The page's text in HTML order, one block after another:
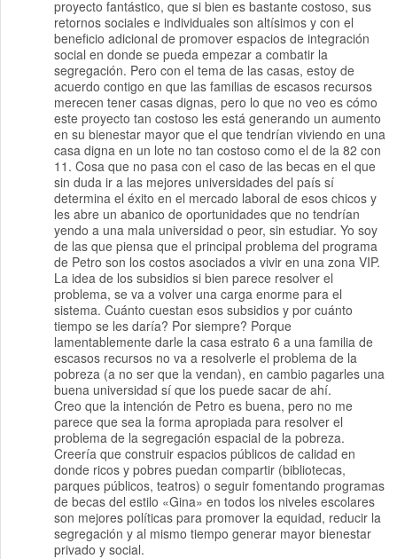
proyecto fantástico, que si bien es bastante costoso, sus
retornos sociales e individuales son altísimos y con el
beneficio adicional de promover espacios de integración
social en donde se pueda empezar a combatir la
segregación. Pero con el tema de las casas, estoy de
acuerdo contigo en que las familias de escasos recursos
merecen tener casas dignas, pero lo que no veo es cómo
este proyecto tan costoso les está generando un aumento
en su bienestar mayor que el que tendrían viviendo en una
casa digna en un lote no tan costoso como el de la 82 con
11. Cosa que no pasa con el caso de las becas en el que
sin duda ir a las mejores universidades del país sí
determina el éxito en el mercado laboral de esos chicos y
les abre un abanico de oportunidades que no tendrían
yendo a una mala universidad o peor, sin estudiar. Yo soy
de las que piensa que el principal problema del programa
de Petro son los costos asociados a vivir en una zona VIP.
La idea de los subsidios si bien parece resolver el
problema, se va a volver una carga enorme para el
sistema. Cuánto cuestan esos subsidios y por cuánto
tiempo se les daría? Por siempre? Porque
lamentablemente darle la casa estrato 6 a una familia de
escasos recursos no va a resolverle el problema de la
pobreza (a no ser que la vendan), en cambio pagarles una
buena universidad sí que los puede sacar de ahí.
Creo que la intención de Petro es buena, pero no me
parece que sea la forma apropiada para resolver el
problema de la segregación espacial de la pobreza.
Creería que construir espacios públicos de calidad en
donde ricos y pobres puedan compartir (bibliotecas,
parques públicos, teatros) o seguir fomentando programas
de becas del estilo «Gina» en todos los niveles escolares
son mejores políticas para promover la equidad, reducir la
segregación y al mismo tiempo generar mayor bienestar
privado y social.